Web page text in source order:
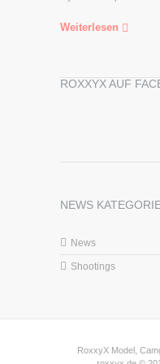
Weiterlesen
ROXXYX AUF
NEWS
News
Shootings
RoxxyX Model,